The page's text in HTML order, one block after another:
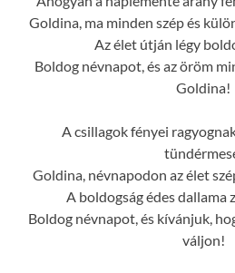
Goldina, ma minden szép és
Az élet útján légy
Boldog névnapot, és az öröm
Goldina!
A csillagok fényei
Goldina, névnapodon az élet
A boldogság édes dallama
Boldog névnapot, és kívánjuk,
váljon!